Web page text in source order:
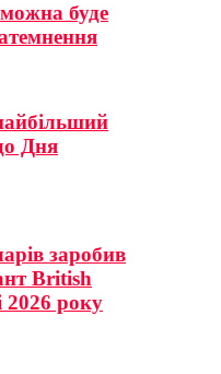
буде
Дня
заробив
British
2026 року